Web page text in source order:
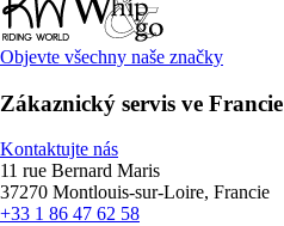
Objevte všechny naše značky
Zákaznický servis ve Francie
Kontaktujte nás
11 rue Bernard Maris
37270 Montlouis-sur-Loire, Francie
+33 1 86 47 62 58